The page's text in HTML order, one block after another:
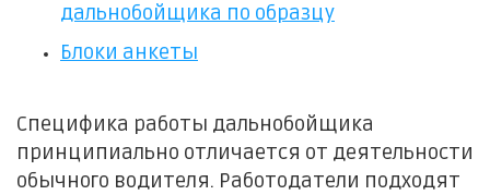
дальнобойщика по образцу
Блоки анкеты
Специфика работы дальнобойщика
принципиально отличается от деятельности
обычного водителя. Работодатели подходят